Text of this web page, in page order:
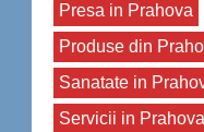
Presa in Prahova
Produse din
Sanatate in
Servicii in Prahova